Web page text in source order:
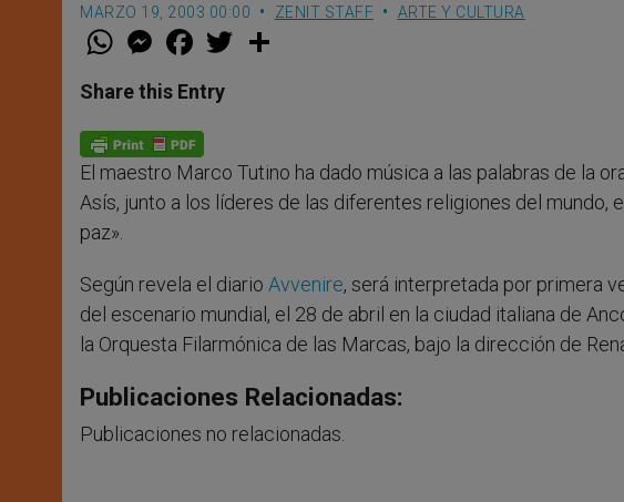
MARZO 19, 2003 00:00 ZENIT STAFF ARTE Y CULTURA
W
t
s
p
p
M
e
s
e
g
e
r
F
a
e
b
o
k
w
Share this Entry
El maestro Marco Tutino ha dado música a las palabras de la
Asís, junto a los líderes de las diferentes religiones del mundo,
paz».
Según revela el diario Avvenire, será interpretada por primera
del escenario mundial, el 28 de abril en la ciudad italiana de
la Orquesta Filarmónica de las Marcas, bajo la dirección de
Publicaciones Relacionadas:
Publicaciones no relacionadas.